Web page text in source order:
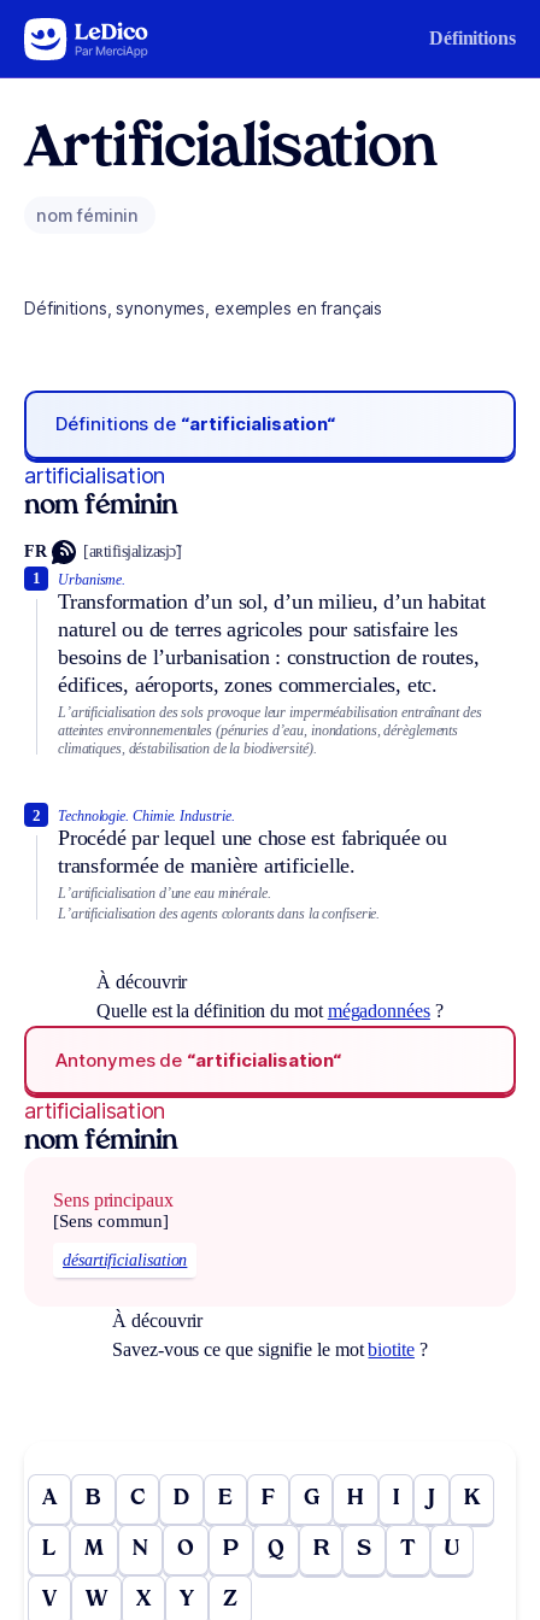
Aller au contenu Définitions
Artificialisation
nom féminin
Définitions, synonymes, exemples en français
Définitions de “artificialisation“
artificialisation
nom féminin
FR [aʀtifisjalizasjɔ̃]
Urbanisme.
Transformation d’un sol, d’un milieu, d’un habitat
naturel ou de terres agricoles pour satisfaire les
besoins de l’urbanisation : construction de routes,
édifices, aéroports, zones commerciales, etc.
1
L’artificialisation des sols provoque leur imperméabilisation entraînant des
atteintes environnementales (pénuries d’eau, inondations, dérèglements
climatiques, déstabilisation de la biodiversité).
Technologie. Chimie. Industrie.
Procédé par lequel une chose est fabriquée ou
transformée de manière artificielle.
2
L’artificialisation d’une eau minérale.
L’artificialisation des agents colorants dans la confiserie.
À découvrir
Quelle est la définition du mot mégadonnées?
Antonymes de “artificialisation“
artificialisation
nom féminin
Sens principaux
[Sens commun]
désartificialisation
À découvrir
Savez-vous ce que signifie le motbiotite?
A B C D E F G H I J K
L M N O P Q R S T U
V W X Y Z